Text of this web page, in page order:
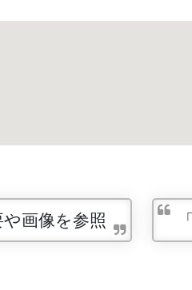
や画像を参照 「